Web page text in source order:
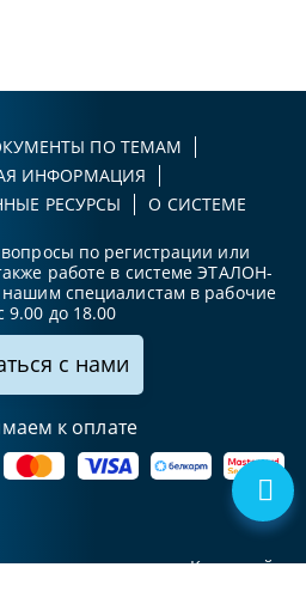
ПО ТЕМАМ
ИНФОРМАЦИЯ
РЕСУРСЫ
О СИСТЕМЕ
по регистрации или
работе в системе ЭТАЛОН-
нашим специалистам в рабочие
9.00 до 18.00
с нами
к оплате
Карта сайта